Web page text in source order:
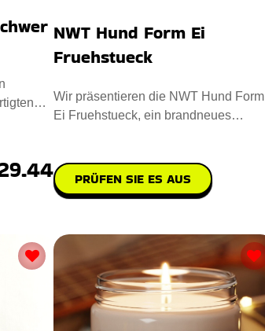
NWT Hund Form Ei
Fruehstueck
Wir präsentieren die NWT Hund Form
Ei Fruehstueck, ein brandneues
PRÜFEN SIE ES AUS